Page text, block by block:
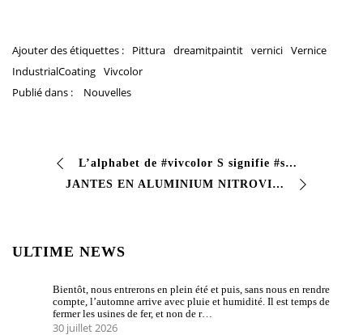
Ajouter des étiquettes : Pittura dreamitpaintit vernici Vernice
IndustrialCoating Vivcolor
Publié dans :
Nouvelles
L’alphabet de #vivcolor S signifie #solvant Les solvants sont principalement des liquides qui dissolvent un soluté solide liquide gazeux donnant lieu à une solu…
JANTES EN ALUMINIUM NITROVIV – PEINTURE POUR JANTES DE VOITURE #Émail de finition à séchage très rapide avec d’excellentes caractéristiques de dureté…
ULTIME NEWS
Bientôt, nous entrerons en plein été et puis, sans nous en rendre
compte, l’automne arrive avec pluie et humidité. Il est temps de
fermer les usines de fer, et non de r…
30 juillet 2026